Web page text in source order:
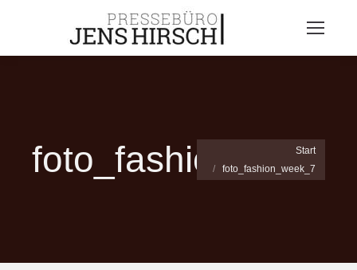
Sie befinden sich hier:
Start
foto_fashion_week_7